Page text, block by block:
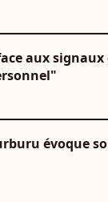
aux signaux
évoque